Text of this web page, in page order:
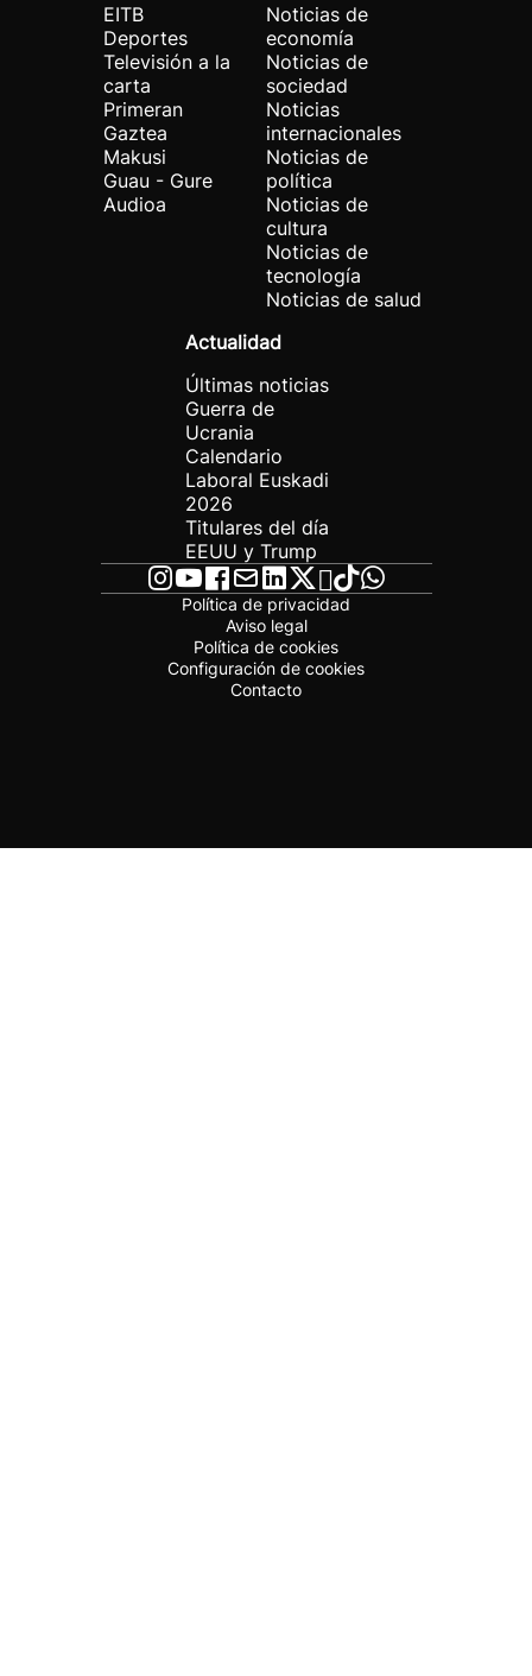
EITB
Deportes
Televisión a la
carta
Primeran
Gaztea
Makusi
Guau - Gure
Audioa
Noticias de
economía
Noticias de
sociedad
Noticias
internacionales
Noticias de
política
Noticias de
cultura
Noticias de
tecnología
Noticias de salud
Actualidad
Últimas noticias
Guerra de
Ucrania
Calendario
Laboral Euskadi
2026
Titulares del día
EEUU y Trump
Política de privacidad
Aviso legal
Política de cookies
Configuración de cookies
Contacto